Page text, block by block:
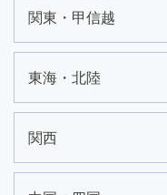
関東・甲信越
東海・北陸
関西